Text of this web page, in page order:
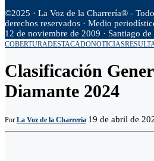
©2025 · La Voz de la Charrería® -
derechos reservados · Medio
12 de noviembre de 2009 · Santiago de
COBERTURADESTACADONOTICIAS
Clasificación
Diamante 2024
Por La Voz de la Charreria 19 de abril de